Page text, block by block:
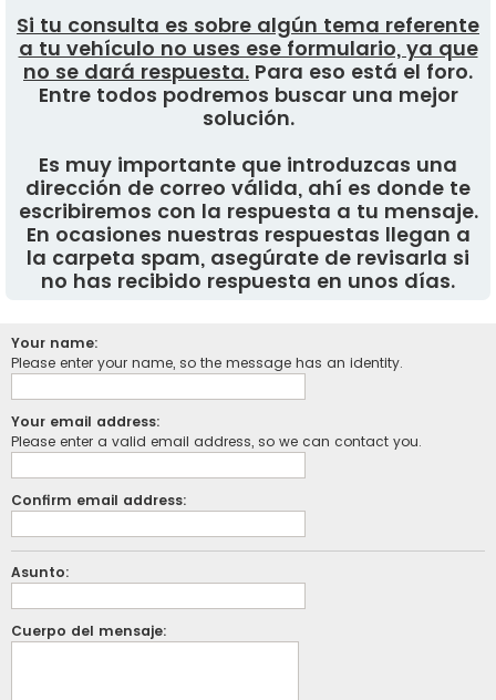
Si tu consulta es sobre algún tema referente
a tu vehículo no uses ese formulario, ya que
no se dará respuesta. Para eso está el foro.
Entre todos podremos buscar una mejor
solución.
Es muy importante que introduzcas una
dirección de correo válida, ahí es donde te
escribiremos con la respuesta a tu mensaje.
En ocasiones nuestras respuestas llegan a
la carpeta spam, asegúrate de revisarla si
no has recibido respuesta en unos días.
Your name:
Please enter your name, so the message has an identity.
Your email address:
Please enter a valid email address, so we can contact you.
Confirm email address:
Asunto:
Cuerpo del mensaje: